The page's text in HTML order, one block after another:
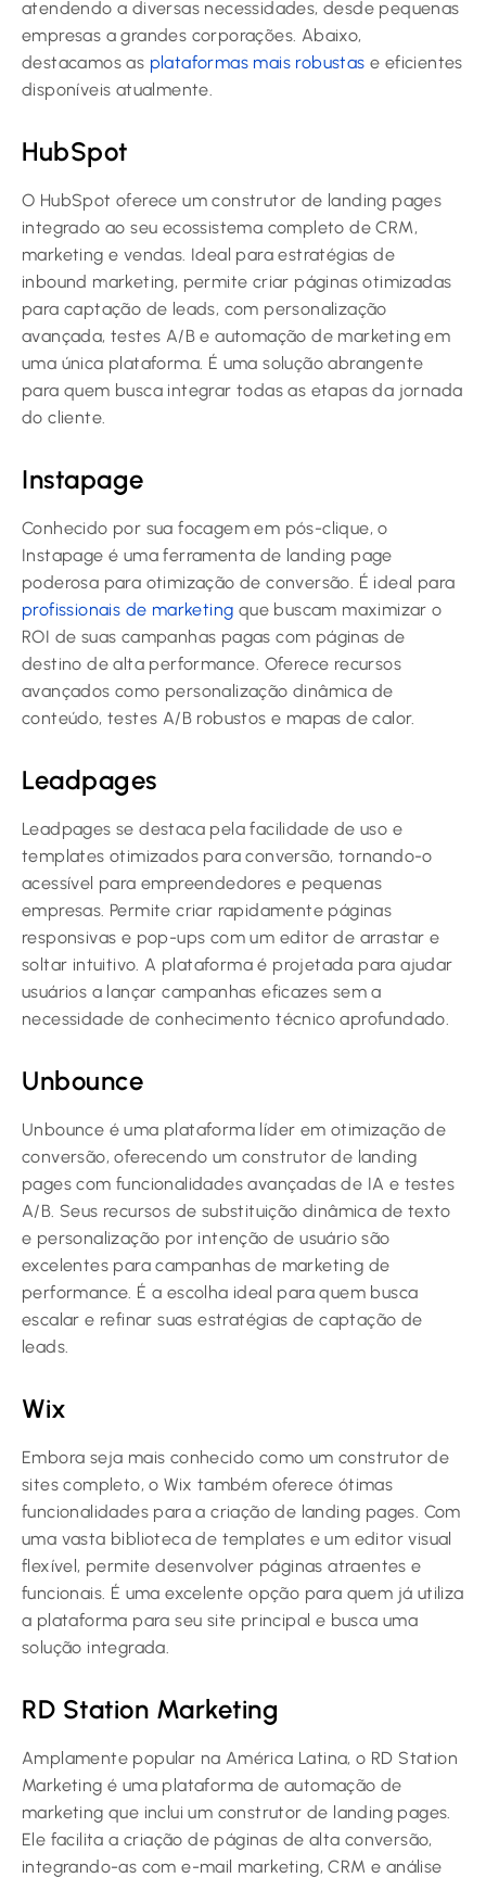
atendendo a diversas necessidades, desde pequenas
empresas a grandes corporações. Abaixo,
destacamos as plataformas mais robustas e eficientes
disponíveis atualmente.
HubSpot
O HubSpot oferece um construtor de landing pages
integrado ao seu ecossistema completo de CRM,
marketing e vendas. Ideal para estratégias de
inbound marketing, permite criar páginas otimizadas
para captação de leads, com personalização
avançada, testes A/B e automação de marketing em
uma única plataforma. É uma solução abrangente
para quem busca integrar todas as etapas da jornada
do cliente.
Instapage
Conhecido por sua focagem em pós-clique, o
Instapage é uma ferramenta de landing page
poderosa para otimização de conversão. É ideal para
profissionais de marketing que buscam maximizar o
ROI de suas campanhas pagas com páginas de
destino de alta performance. Oferece recursos
avançados como personalização dinâmica de
conteúdo, testes A/B robustos e mapas de calor.
Leadpages
Leadpages se destaca pela facilidade de uso e
templates otimizados para conversão, tornando-o
acessível para empreendedores e pequenas
empresas. Permite criar rapidamente páginas
responsivas e pop-ups com um editor de arrastar e
soltar intuitivo. A plataforma é projetada para ajudar
usuários a lançar campanhas eficazes sem a
necessidade de conhecimento técnico aprofundado.
Unbounce
Unbounce é uma plataforma líder em otimização de
conversão, oferecendo um construtor de landing
pages com funcionalidades avançadas de IA e testes
A/B. Seus recursos de substituição dinâmica de texto
e personalização por intenção de usuário são
excelentes para campanhas de marketing de
performance. É a escolha ideal para quem busca
escalar e refinar suas estratégias de captação de
leads.
Wix
Embora seja mais conhecido como um construtor de
sites completo, o Wix também oferece ótimas
funcionalidades para a criação de landing pages. Com
uma vasta biblioteca de templates e um editor visual
flexível, permite desenvolver páginas atraentes e
funcionais. É uma excelente opção para quem já utiliza
a plataforma para seu site principal e busca uma
solução integrada.
RD Station Marketing
Amplamente popular na América Latina, o RD Station
Marketing é uma plataforma de automação de
marketing que inclui um construtor de landing pages.
Ele facilita a criação de páginas de alta conversão,
integrando-as com e-mail marketing, CRM e análise